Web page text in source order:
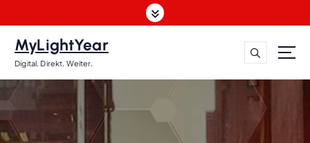
u
h
a
l
t
MyLightYear
Digital. Direkt. Weiter.